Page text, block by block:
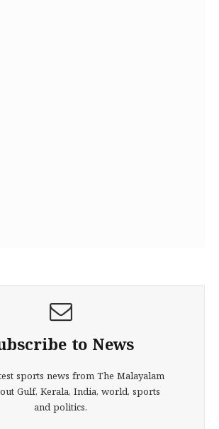
to News
sports news from The Malayalam
Gulf, Kerala, India, world, sports
and politics.